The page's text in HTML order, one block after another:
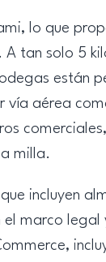
lo que
tan solo 5
están
aérea
milla.
incluyen
marco legal